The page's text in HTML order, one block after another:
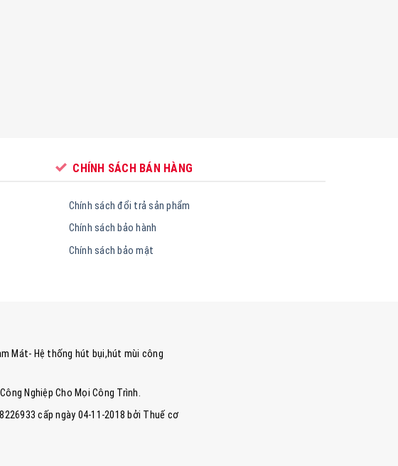
CHÍNH SÁCH BÁN HÀNG
Chính sách đổi trả sản phẩm
Chính sách bảo hành
Chính sách bảo mật
Mát- Hệ thống hút bụi,hút mùi công
Nghiệp Cho Mọi Công Trình.
cấp ngày 04-11-2018 bởi Thuế cơ